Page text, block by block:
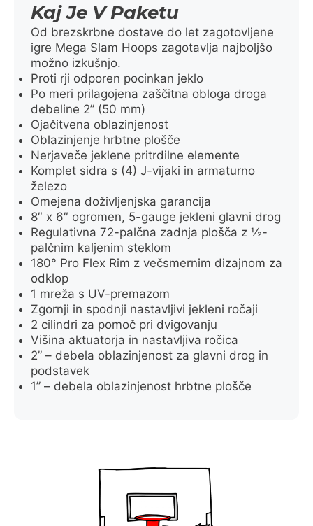
Kaj Je V Paketu
Od brezskrbne dostave do let zagotovljene
igre Mega Slam Hoops zagotavlja najboljšo
možno izkušnjo.
Proti rji odporen pocinkan jeklo
Po meri prilagojena zaščitna obloga droga
debeline 2” (50 mm)
Ojačitvena oblazinjenost
Oblazinjenje hrbtne plošče
Nerjaveče jeklene pritrdilne elemente
Komplet sidra s (4) J-vijaki in armaturno
železo
Omejena doživljenjska garancija
8″ x 6″ ogromen, 5-gauge jekleni glavni drog
Regulativna 72-palčna zadnja plošča z ½-
palčnim kaljenim steklom
180° Pro Flex Rim z večsmernim dizajnom za
odklop
1 mreža s UV-premazom
Zgornji in spodnji nastavljivi jekleni ročaji
2 cilindri za pomoč pri dvigovanju
Višina aktuatorja in nastavljiva ročica
2” – debela oblazinjenost za glavni drog in
podstavek
1” – debela oblazinjenost hrbtne plošče